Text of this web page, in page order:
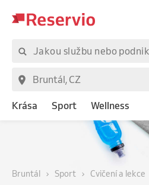
Krása Sport Wellness
Bruntál Sport Cvičení a lekce